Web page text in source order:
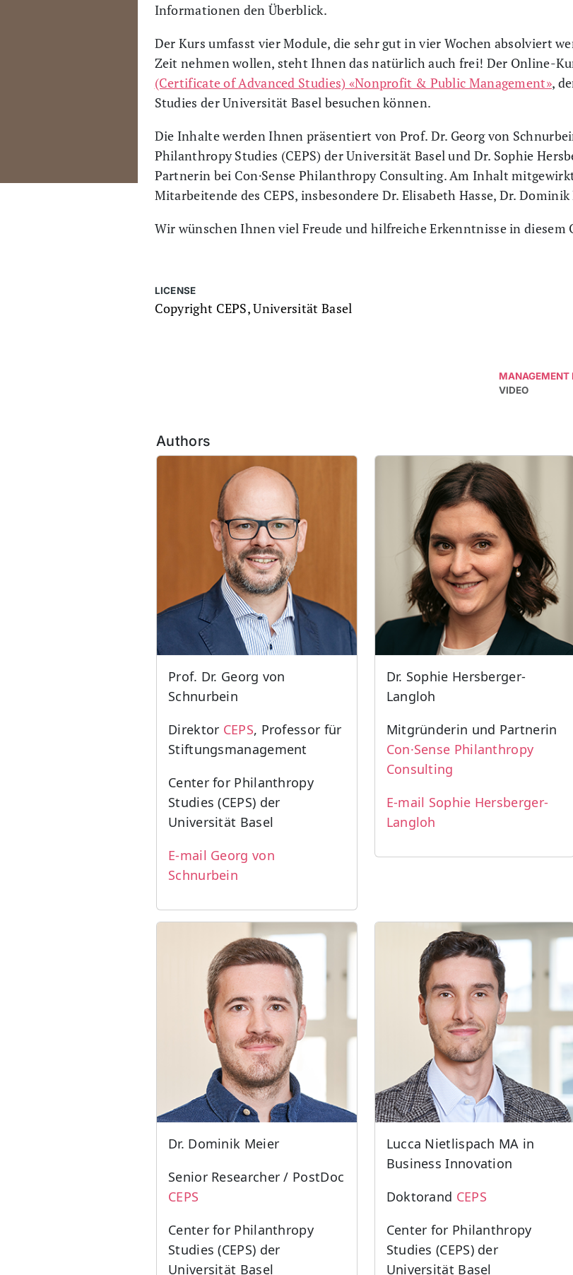
Informationen den Überblick.
Der Kurs umfasst vier Module, die sehr gut in vier Wochen absolviert
Zeit nehmen wollen, steht Ihnen das natürlich auch frei! Der Online-
(Certificate of Advanced Studies) «Nonprofit & Public Management»,
Studies der Universität Basel besuchen können.
Die Inhalte werden Ihnen präsentiert von Prof. Dr. Georg von
Philanthropy Studies (CEPS) der Universität Basel und Dr. Sophie
Partnerin bei Con·Sense Philanthropy Consulting. Am Inhalt
Mitarbeitende des CEPS, insbesondere Dr. Elisabeth Hasse, Dr.
Wir wünschen Ihnen viel Freude und hilfreiche Erkenntnisse in diesem
LICENSE
Copyright CEPS, Universität Basel
MANAGEMENT
VIDEO
Authors
Prof. Dr. Georg von
Schnurbein
Direktor CEPS, Professor für
Stiftungsmanagement
Center for Philanthropy
Studies (CEPS) der
Universität Basel
E-mail Georg von
Schnurbein
Dr. Sophie Hersberger-
Langloh
Mitgründerin und Partnerin
Con·Sense Philanthropy
Consulting
E-mail Sophie Hersberger-
Langloh
Dr. Dominik Meier
Senior Researcher / PostDoc
CEPS
Center for Philanthropy
Studies (CEPS) der
Universität Basel
Lucca Nietlispach MA in
Business Innovation
Doktorand CEPS
Center for Philanthropy
Studies (CEPS) der
Universität Basel